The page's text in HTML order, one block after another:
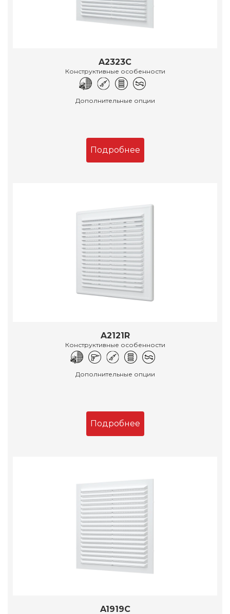
A2323C
Конструктивные особенности
Дополнительные опции
Подробнее
A2121R
Конструктивные особенности
Дополнительные опции
Подробнее
A1919C